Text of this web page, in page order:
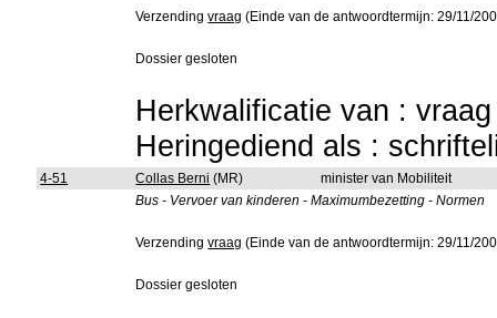
Verzendingvraag (Einde van de antwoordtermijn: 29/11/
Dossier gesloten
Herkwalificatie van :
Heringediend als :
4-51 Collas Berni (MR)
minister van Mobiliteit
Bus - Vervoer van kinderen - Maximumbezetting - Normen
Verzendingvraag (Einde van de antwoordtermijn: 29/11/
Dossier gesloten